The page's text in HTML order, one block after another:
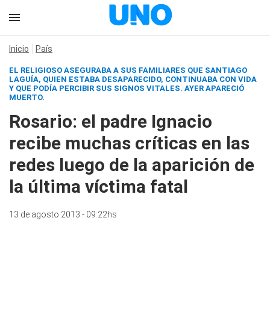
Inicio País
EL RELIGIOSO ASEGURABA A SUS FAMILIARES QUE SANTIAGO
LAGUÍA, QUIEN ESTABA DESAPARECIDO, CONTINUABA CON VIDA
Y QUE PODÍA PERCIBIR SUS SIGNOS VITALES. AYER APARECIÓ
MUERTO.
Rosario: el padre Ignacio
recibe muchas críticas en las
redes luego de la aparición de
la última víctima fatal
13 de agosto 2013 - 09:22hs